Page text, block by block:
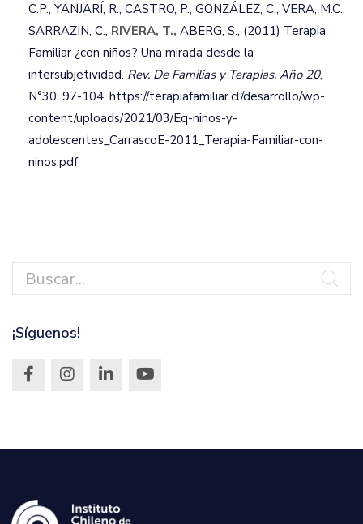
C.P., YANJARÍ, R., CASTRO, P., GONZÁLEZ, C., VERA, M.C.,
SARRAZIN, C., RIVERA, T., ABERG, S., (2011) Terapia
Familiar ¿con niños? Una mirada desde la
intersubjetividad. Rev. De Familias y Terapias, Año 20,
N°30: 97-104. https://terapiafamiliar.cl/desarrollo/wp-
content/uploads/2021/03/Eq-ninos-y-
adolescentes_CarrascoE-2011_Terapia-Familiar-con-
ninos.pdf
¡Síguenos!